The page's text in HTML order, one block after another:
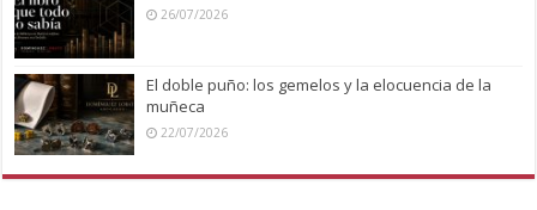
26/07/2026
El doble puño: los gemelos y la elocuencia de la
muñeca
22/07/2026